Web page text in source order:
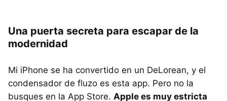
Una puerta secreta para escapar de la
modernidad
Mi iPhone se ha convertido en un DeLorean, y el
condensador de fluzo es esta app. Pero no la
busques en la App Store. Apple es muy estricta